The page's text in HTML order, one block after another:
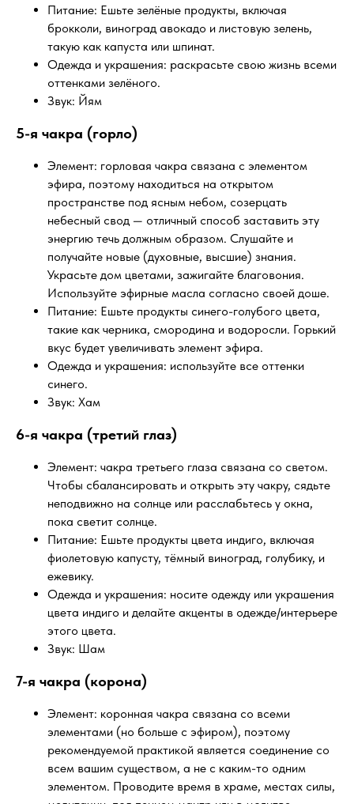
Питание: Ешьте зелёные продукты, включая
брокколи, виноград авокадо и листовую зелень,
такую ​​как капуста или шпинат.
Одежда и украшения: раскрасьте свою жизнь всеми
оттенками зелёного.
Звук: Йям
5-я чакра (горло)
Элемент: горловая чакра связана с элементом
эфира, поэтому находиться на открытом
пространстве под ясным небом, созерцать
небесный свод — отличный способ заставить эту
энергию течь должным образом. Слушайте и
получайте новые (духовные, высшие) знания.
Украсьте дом цветами, зажигайте благовония.
Используйте эфирные масла согласно своей доше.
Питание: Ешьте продукты синего-голубого цвета,
такие как черника, смородина и водоросли. Горький
вкус будет увеличивать элемент эфира.
Одежда и украшения: используйте все оттенки
синего.
Звук: Хам
6-я чакра (третий глаз)
Элемент: чакра третьего глаза связана со светом.
Чтобы сбалансировать и открыть эту чакру, сядьте
неподвижно на солнце или расслабьтесь у окна,
пока светит солнце.
Питание: Ешьте продукты цвета индиго, включая
фиолетовую капусту, тёмный виноград, голубику, и
ежевику.
Одежда и украшения: носите одежду или украшения
цвета индиго и делайте акценты в одежде/интерьере
этого цвета.
Звук: Шам
7-я чакра (корона)
Элемент: коронная чакра связана со всеми
элементами (но больше с эфиром), поэтому
рекомендуемой практикой является соединение со
всем вашим существом, а не с каким-то одним
элементом. Проводите время в храме, местах силы,